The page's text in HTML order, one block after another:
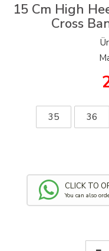
15 Cm High
Cross
35 36
CLICK TO
You can also